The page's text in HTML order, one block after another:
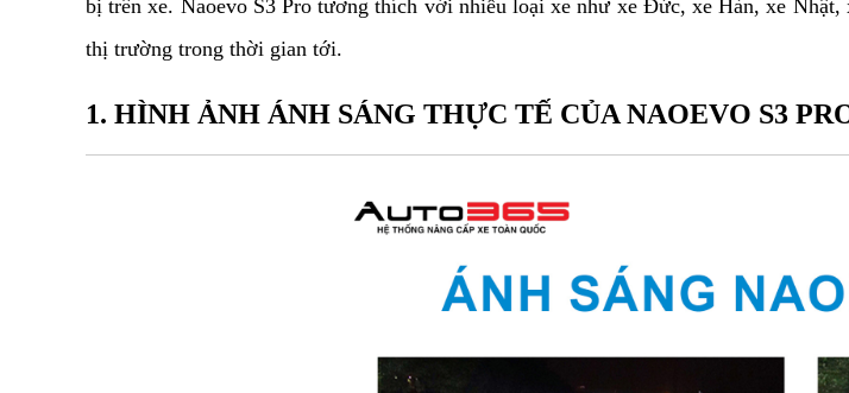
bị trên xe. Naoevo S3 Pro tương thích với nhiều loại xe như xe Đức, xe Hàn, xe
thị trường trong thời gian tới.
1. HÌNH ẢNH ÁNH SÁNG THỰC TẾ CỦA NAOEVO S3